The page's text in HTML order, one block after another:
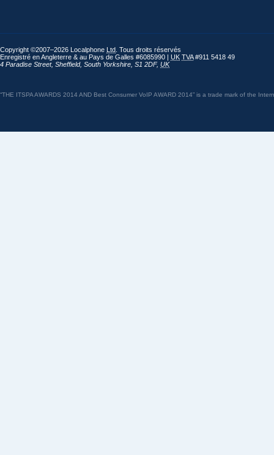
Copyright ©2007–2026 Localphone Ltd . Tous droits réservés
Enregistré en Angleterre & au Pays de Galles #6085990 | UK TVA#911 5418 49
4 Paradise Street, Sheffield, South Yorkshire S1 2DF, UK
“THE ITSPA AWARDS 2014 AND Best Consumer VoIP AWARD 2014” is a trade mark of the